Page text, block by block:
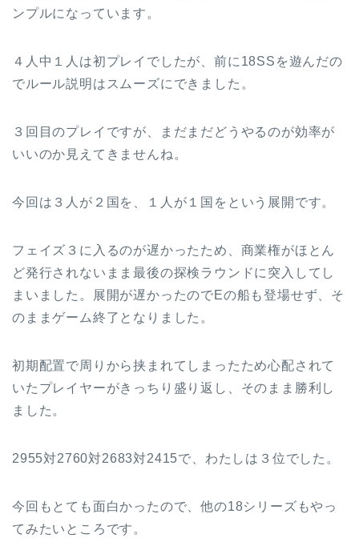
ンプルになっています。
４人中１人は初プレイでしたが、前に18SSを遊んだの
でルール説明はスムーズにできました。
３回目のプレイですが、まだまだどうやるのが効率が
いいのか見えてきませんね。
今回は３人が２国を、１人が１国をという展開です。
フェイズ３に入るのが遅かったため、商業権がほとん
ど発行されないまま最後の探検ラウンドに突入してし
まいました。展開が遅かったのでEの船も登場せず、そ
のままゲーム終了となりました。
初期配置で周りから挟まれてしまったため心配されて
いたプレイヤーがきっちり盛り返し、そのまま勝利し
ました。
2955対2760対2683対2415で、わたしは３位でした。
今回もとても面白かったので、他の18シリーズもやっ
てみたいところです。